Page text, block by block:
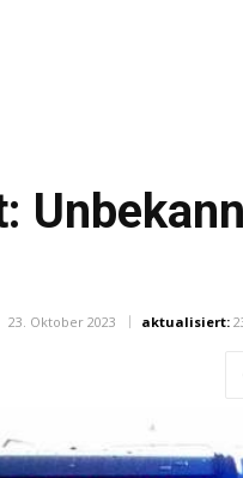
23. Oktober 2023 aktualisiert: